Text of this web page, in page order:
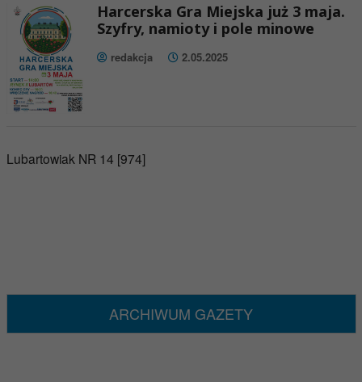
Harcerska Gra Miejska już 3 maja.
Szyfry, namioty i pole minowe
redakcja 2.05.2025
Lubartowiak NR 14 [974]
ARCHIWUM GAZETY